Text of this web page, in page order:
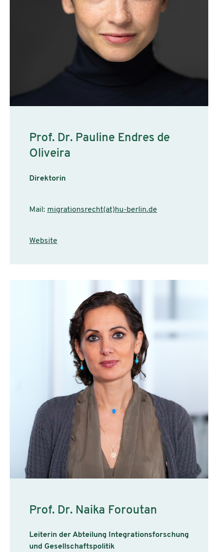
Prof. Dr. Pauline Endres de
Oliveira
Direktorin
Mail: migrationsrecht(at)hu-berlin.de
Website
Prof. Dr. Naika Foroutan
Leiterin der Abteilung Integrationsforschung
und Gesellschaftspolitik